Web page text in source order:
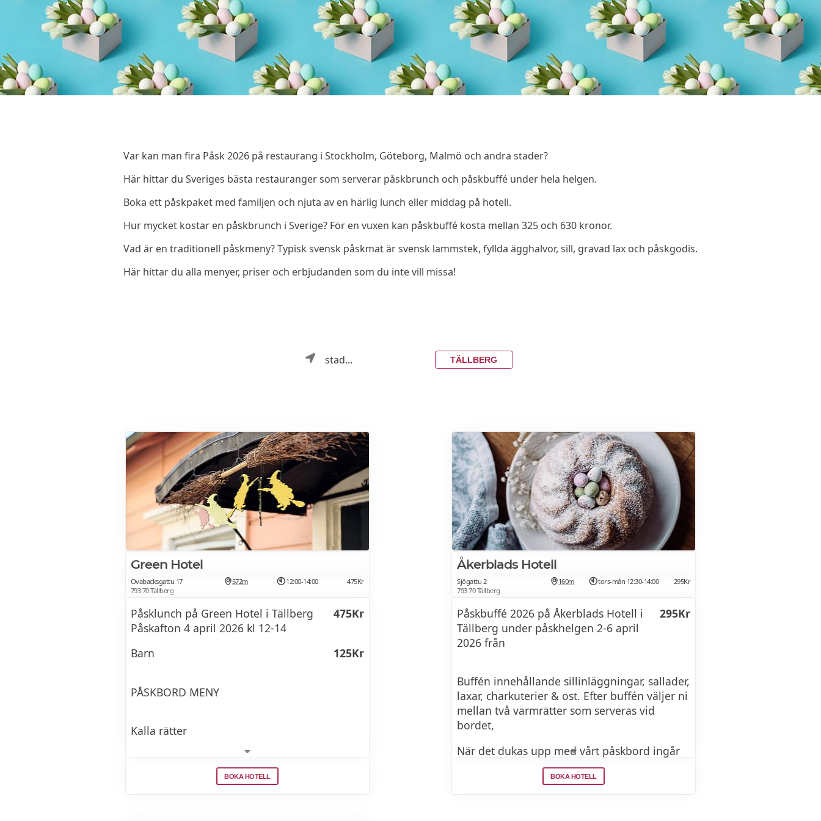
Var kan man fira Påsk 2026 på restaurang i Stockholm, Göteborg, Malmö och andra stader?
Här hittar du Sveriges bästa restauranger som serverar påskbrunch och påskbuffé under hela helgen.
Boka ett påskpaket med familjen och njuta av en härlig lunch eller middag på hotell.
Hur mycket kostar en påskbrunch i Sverige? För en vuxen kan påskbuffé kosta mellan 325 och 630 kronor.
Vad är en traditionell påskmeny? Typisk svensk påskmat är svensk lammstek, fyllda ägghalvor, sill, gravad lax och påskgodis.
Här hittar du alla menyer, priser och erbjudanden som du inte vill missa!
stad... TÄLLBERG
Green Hotel
Ovabacksgattu 17
793 70 Tällberg
572m 12:00-14:00 475Kr
Påsklunch på Green Hotel i Tällberg
Påskafton 4 april 2026 kl 12-14
475Kr
Barn 125Kr
PÅSKBORD MENY
Kalla rätter
• Inlagd sill (klassisk, curry, senap och matjes)
BOKA HOTELL
Åkerblads Hotell
Sjögattu 2
793 70 Tällberg
160m tors-mån 12:30-14:00 295Kr
Påskbuffé 2026 på Åkerblads Hotell i
Tällberg under påskhelgen 2-6 april
2026 från
295Kr
Buffén innehållande sillinläggningar, sallader,
laxar, charkuterier & ost. Efter buffén väljer ni
mellan två varmrätter som serveras vid
bordet,
När det dukas upp med vårt påskbord ingår
även med klassiskt småvarma rätter som
köttbullar, prinskorv, omelett och Jansons
BOKA HOTELL